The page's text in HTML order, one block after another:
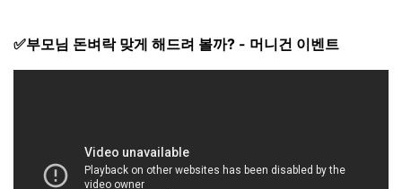
✅부모님 돈벼락 맞게 해드려 볼까? - 머니건 이벤트